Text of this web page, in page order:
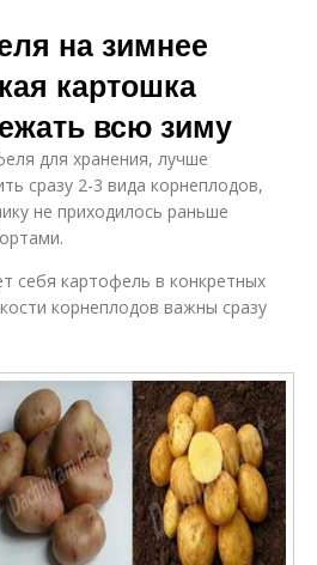
на зимнее
картошка
всю зиму
для хранения, лучше
сразу 2-3 вида корнеплодов,
не приходилось раньше
себя картофель в конкретных
корнеплодов важны сразу